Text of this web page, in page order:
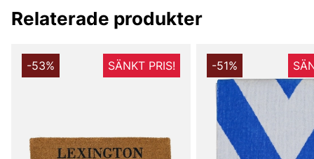
Relaterade produkter
-53% SÄNKT PRIS! -51%